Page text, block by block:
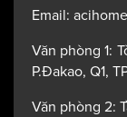
Email:
Văn phòng 1:
P.Đakao, Q1,
Văn phòng 2: